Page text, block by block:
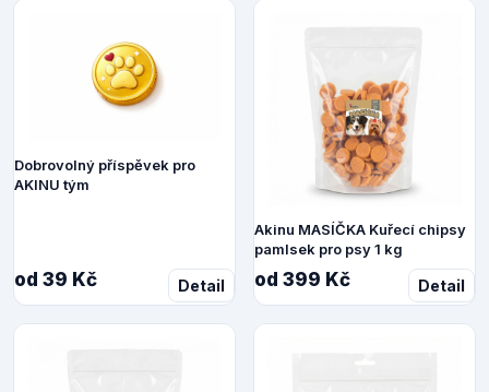
Dobrovolný příspěvek pro
AKINU tým
od 39 Kč Detail
Akinu MASÍČKA Kuřecí chipsy
pamlsek pro psy 1 kg
od 399 Kč Detail